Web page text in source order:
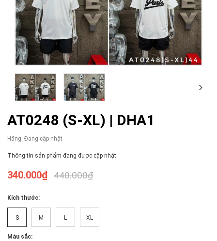
AT0248 (S-XL) | DHA1
Hãng: Đang cập nhật
Thông tin sản phẩm đang được cập nhật
340.000₫ 440.000₫
Kích thước:
S M L XL
Màu sắc: